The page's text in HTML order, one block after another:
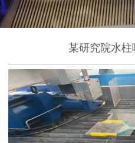
某研究院水